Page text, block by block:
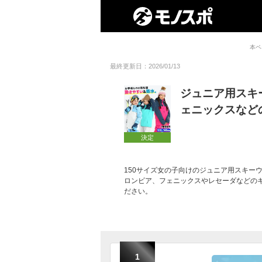
本
最終更新日：2026/01/13
決定
ジュニア用ス
ェニックスな
150サイズ女の子向けのジュニア用スキー
ロンビア、フェニックスやレセーダなど
ださい。
1